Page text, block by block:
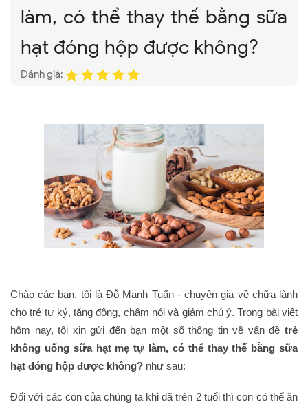
làm, có thể thay thế bằng sữa
hạt đóng hộp được không?
Đánh giá:
Chào các bạn, tôi là Đỗ Mạnh Tuấn - chuyên gia về chữa lành
cho trẻ tự kỷ, tăng động, chậm nói và giảm chú ý. Trong bài viết
hôm nay, tôi xin gửi đến bạn một số thông tin về vấn đề trẻ
không uống sữa hạt mẹ tự làm, có thể thay thế bằng sữa
hạt đóng hộp được không? như sau:
Đối với các con của chúng ta khi đã trên 2 tuổi thì con có thể ăn